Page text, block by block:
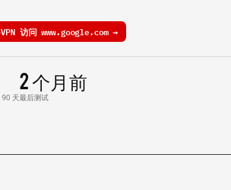
访问 www.google.com →
90 天
2 个月前
最后测试